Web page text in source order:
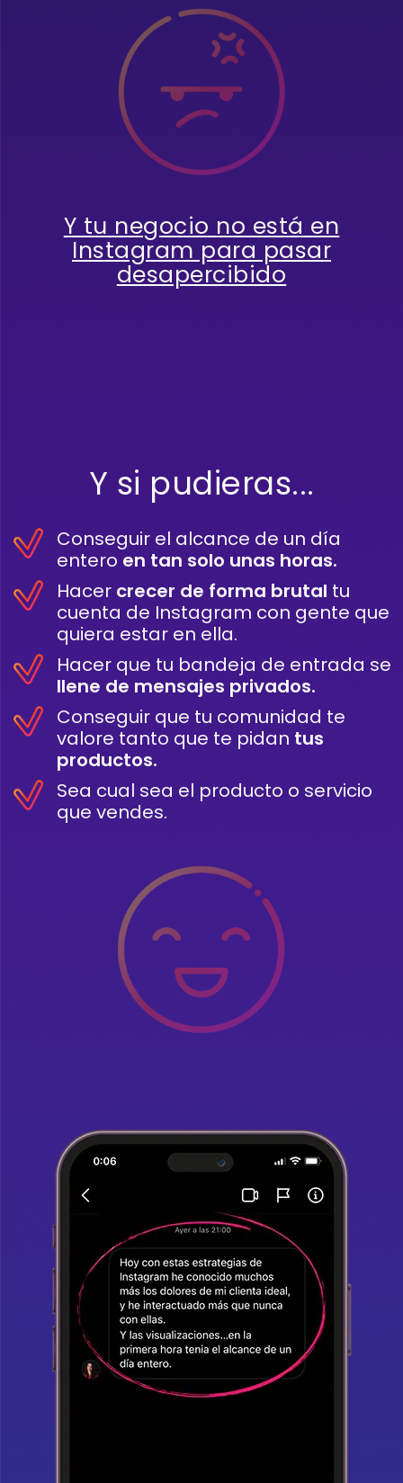
Y tu negocio no está en
Instagram para pasar
desapercibido
Y si pudieras...
Conseguir el alcance de un día
entero en tan solo unas horas.
Hacer crecer de forma brutal tu
cuenta de Instagram con gente que
quiera estar en ella.
Hacer que tu bandeja de entrada se
llene de mensajes privados.
Conseguir que tu comunidad te
valore tanto que te pidan tus
productos.
Sea cual sea el producto o servicio
que vendes.